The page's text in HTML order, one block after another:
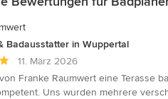
Badausstatter in Wuppertal
11. März 2026
Franke Raumwert eine Terasse
Uns wurden mehrere